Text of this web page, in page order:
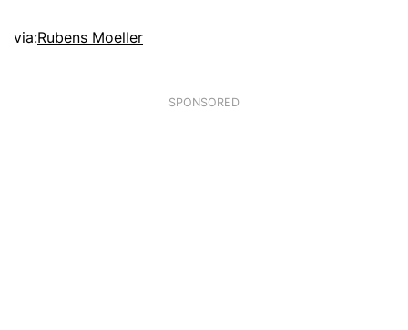
via:Rubens Moeller
SPONSORED